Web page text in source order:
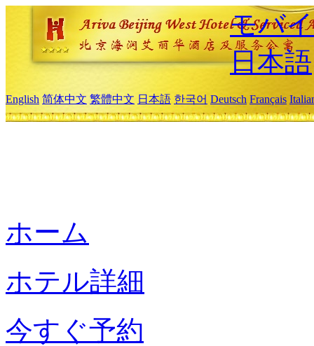
モバ
日本語
English 简体中文 繁體中文 日本語 한국어 Deutsch Français
ホーム
ホテル詳細
今すぐ予約